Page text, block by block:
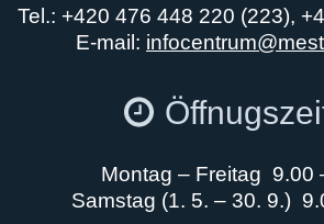
Tel.: +420 476 448 220 (223),
E-mail:
Montag – Freitag 9.00
Samstag (1. 5. – 30. 9.)